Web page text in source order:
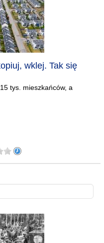
wklej. Tak się
tys. mieszkańców, a